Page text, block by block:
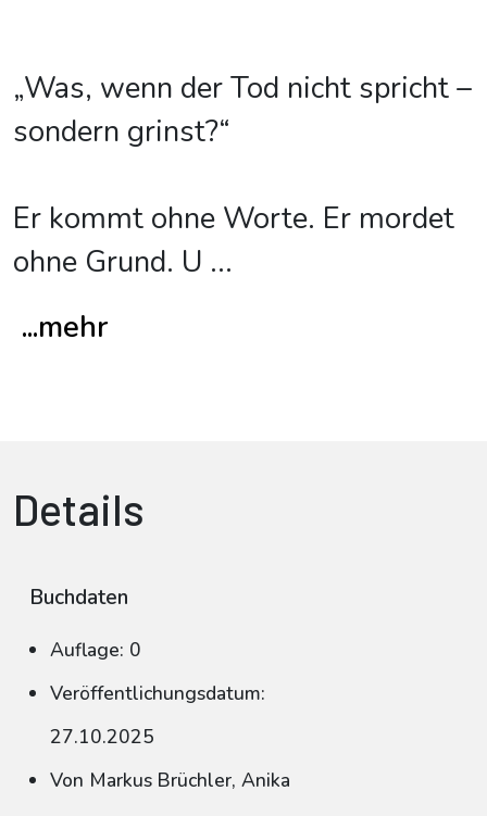
„Was, wenn der Tod nicht spricht –
sondern grinst?“
Er kommt ohne Worte. Er mordet
ohne Grund. U ...
...mehr
Details
Buchdaten
Auflage: 0
Veröffentlichungsdatum:
27.10.2025
Von Markus Brüchler, Anika